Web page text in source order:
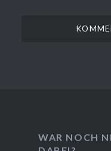
WAR NOCH